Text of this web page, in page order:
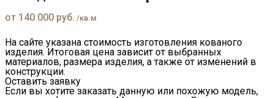
от 140 000 руб. /кв.м
На сайте указана стоимость изготовления кованого
изделия. Итоговая цена зависит от выбранных
материалов, размера изделия, а также от изменений в
конструкции.
Оставить заявку
Если вы хотите заказать данную или похожую модель,